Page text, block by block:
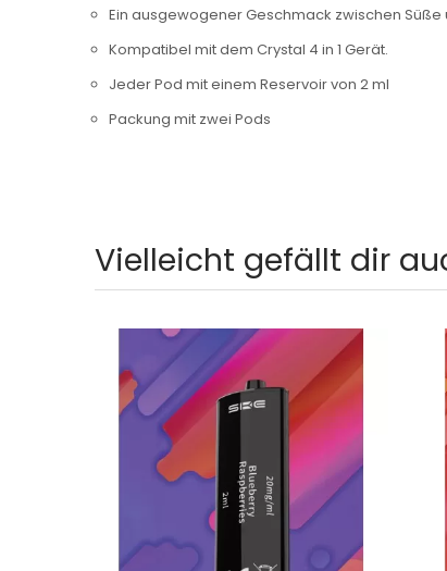
Ein ausgewogener Geschmack zwischen Süße
Kompatibel mit dem Crystal 4 in 1 Gerät.
Jeder Pod mit einem Reservoir von 2 ml
Packung mit zwei Pods
Vielleicht gefällt dir